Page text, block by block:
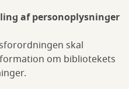
af personoplysninger
skal
om bibliotekets